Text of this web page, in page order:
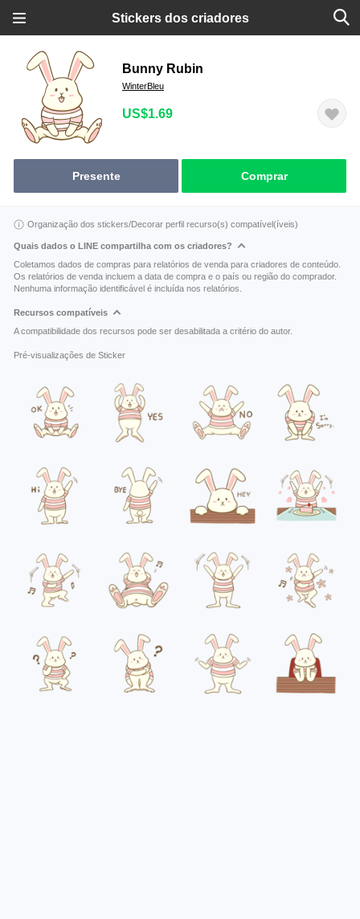
Stickers dos criadores
Bunny Rubin
WinterBleu
US$1.69
Presente Comprar
Organização dos stickers/Decorar perfil recurso(s) compatível(íveis)
Quais dados o LINE compartilha com os criadores?
Coletamos dados de compras para relatórios de venda para criadores de conteúdo.
Os relatórios de venda incluem a data de compra e o país ou região do comprador.
Nenhuma informação identificável é incluída nos relatórios.
Recursos compatíveis
A compatibilidade dos recursos pode ser desabilitada a critério do autor.
Pré-visualizações de Sticker